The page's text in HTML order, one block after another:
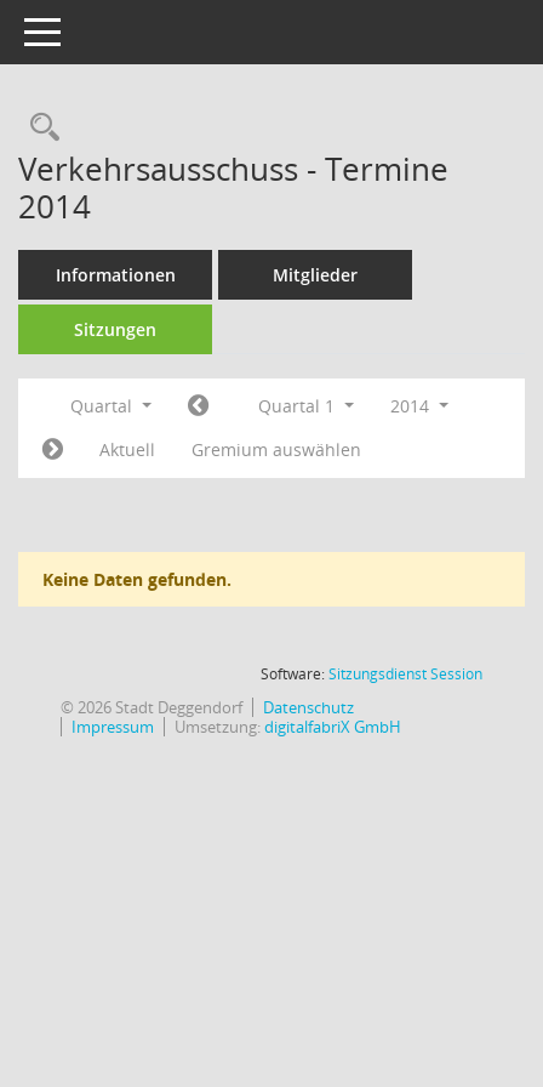
Toggle navigation
Rechercheauswahl
Verkehrsausschuss - Termine
2014
Informationen Mitglieder
Sitzungen
Quartal Quartal 1
2014
Aktuell
Gremium auswählen
Keine Daten gefunden.
Software:SitzungsdienstSession(Wird in
© 2026 Stadt Deggendorf
Datenschutz
Impressum
Umsetzung:digitalfabriX GmbH